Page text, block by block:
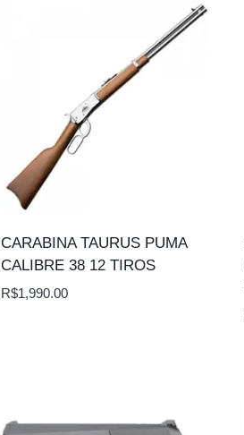
CARABINA TAURUS PUMA
CALIBRE 38 12 TIROS
R$1,990.00